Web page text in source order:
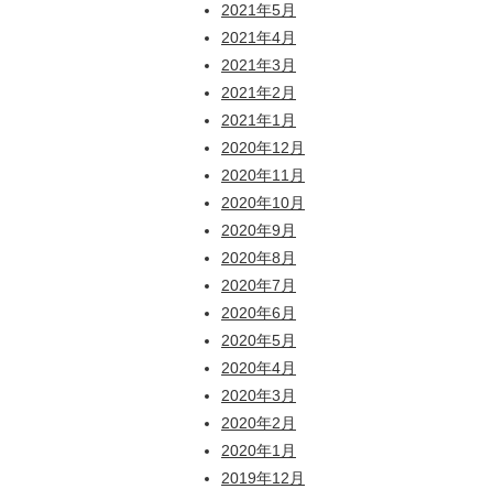
2021年5月
2021年4月
2021年3月
2021年2月
2021年1月
2020年12月
2020年11月
2020年10月
2020年9月
2020年8月
2020年7月
2020年6月
2020年5月
2020年4月
2020年3月
2020年2月
2020年1月
2019年12月